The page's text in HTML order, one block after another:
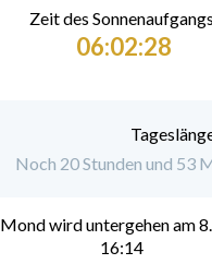
Zeit des
06:02:28
Noch 20 Stunden und 53
Mond wird untergehen am
16:14